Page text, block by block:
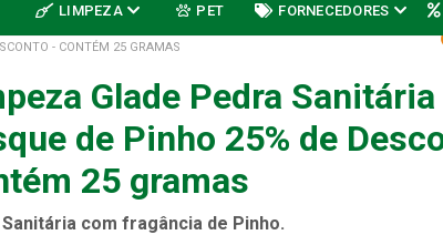
LIMPEZA PET FORNECEDORES
- CONTÉM 25 GRAMAS
Glade Pedra Sanitária
de Pinho 25% de
25 gramas
com fragância de Pinho.